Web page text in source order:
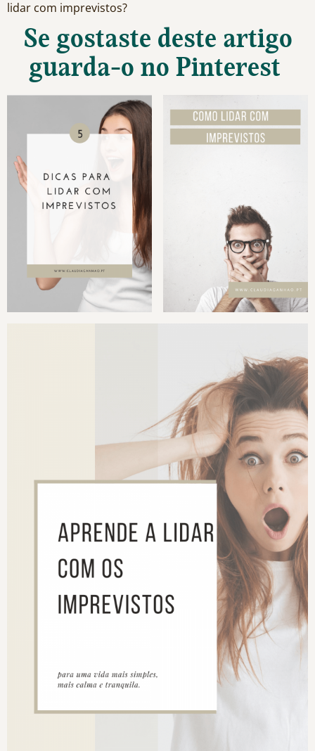
lidar com imprevistos?
Se gostaste deste artigo
guarda-o no Pinterest